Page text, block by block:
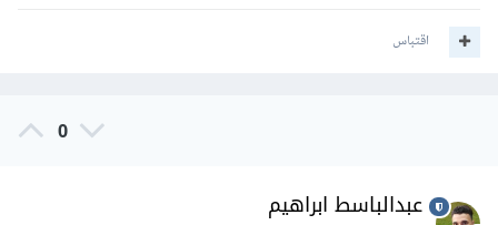
اقتباس
0
عبدالباسط ابراهيم